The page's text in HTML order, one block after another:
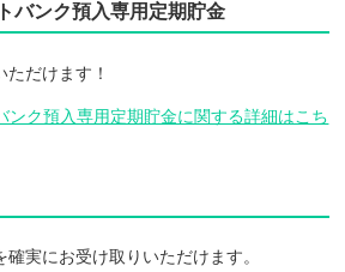
バンク預入専用定期貯金
だけます！
ンク預入専用定期貯金に関する詳細はこち
実にお受け取りいただけます。